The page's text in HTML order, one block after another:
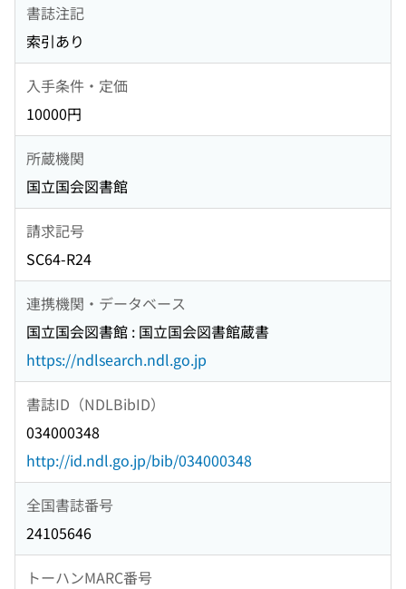
書誌注記
索引あり
入手条件・定価
10000円
所蔵機関
国立国会図書館
請求記号
SC64-R24
連携機関・データベース
国立国会図書館 : 国立国会図書館蔵書
https://ndlsearch.ndl.go.jp
書誌ID（NDLBibID）
034000348
http://id.ndl.go.jp/bib/034000348
全国書誌番号
24105646
トーハンMARC番号